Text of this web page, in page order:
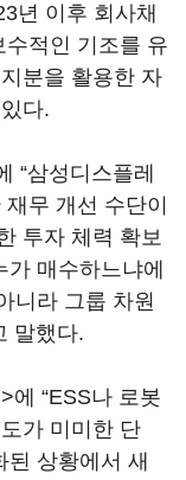
년 이후 회사채
적인 기조를 유
분을 활용한 자
다.
“삼성디스플레
무 개선 수단이
투자 체력 확보
매수하느냐에
니라 그룹 차원
말했다.
에 “ESS나 로봇
가 미미한 단
된 상황에서 새